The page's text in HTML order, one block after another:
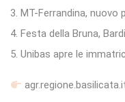
3. MT-Ferrandina, nuovo
4. Festa della Bruna,
5. Unibas apre le